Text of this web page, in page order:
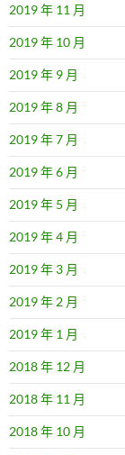
2019 年 11 月
2019 年 10 月
2019 年 9 月
2019 年 8 月
2019 年 7 月
2019 年 6 月
2019 年 5 月
2019 年 4 月
2019 年 3 月
2019 年 2 月
2019 年 1 月
2018 年 12 月
2018 年 11 月
2018 年 10 月